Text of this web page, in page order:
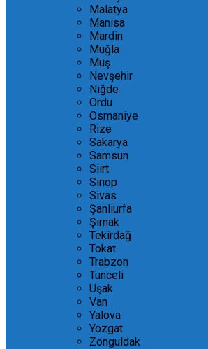
Malatya
Manisa
Mardin
Muğla
Muş
Nevşehir
Niğde
Ordu
Osmaniye
Rize
Sakarya
Samsun
Siirt
Sinop
Sivas
Şanlıurfa
Şırnak
Tekirdağ
Tokat
Trabzon
Tunceli
Uşak
Van
Yalova
Yozgat
Zonguldak